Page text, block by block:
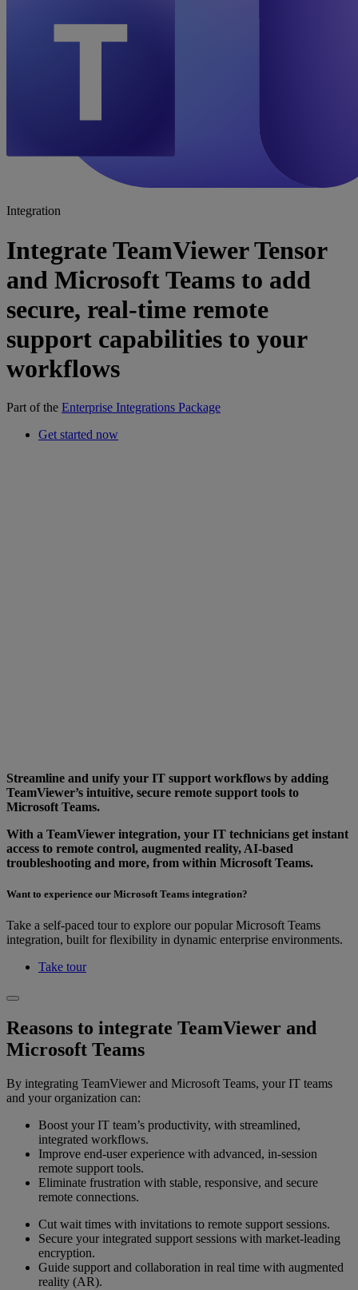
Integration
Integrate TeamViewer Tensor
and Microsoft Teams to add
secure, real-time remote
support capabilities to your
workflows
Part of the Enterprise Integrations Package
Get started now
Streamline and unify your IT support workflows by adding
TeamViewer’s intuitive, secure remote support tools to
Microsoft Teams.
With a TeamViewer integration, your IT technicians get instant
access to remote control, augmented reality, AI-based
troubleshooting and more, from within Microsoft Teams.
Want to experience our Microsoft Teams integration?
Take a self-paced tour to explore our popular Microsoft Teams
integration, built for flexibility in dynamic enterprise environments.
Take tour
Reasons to integrate TeamViewer and
Microsoft Teams
By integrating TeamViewer and Microsoft Teams, your IT teams
and your organization can:
Boost your IT team’s productivity, with streamlined,
integrated workflows.
Improve end-user experience with advanced, in-session
remote support tools.
Eliminate frustration with stable, responsive, and secure
remote connections.
Cut wait times with invitations to remote support sessions.
Secure your integrated support sessions with market-leading
encryption.
Guide support and collaboration in real time with augmented
reality (AR).